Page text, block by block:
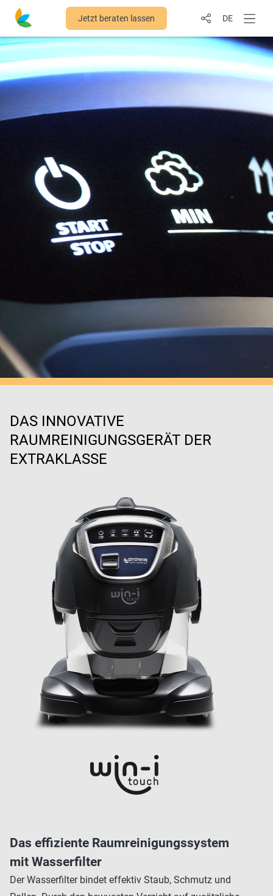
Jetzt beraten lassen
DAS INNOVATIVE
RAUMREINIGUNGSGERÄT DER
EXTRAKLASSE
Das effiziente Raumreinigungssystem
mit Wasserfilter
Der Wasserfilter bindet effektiv Staub, Schmutz und